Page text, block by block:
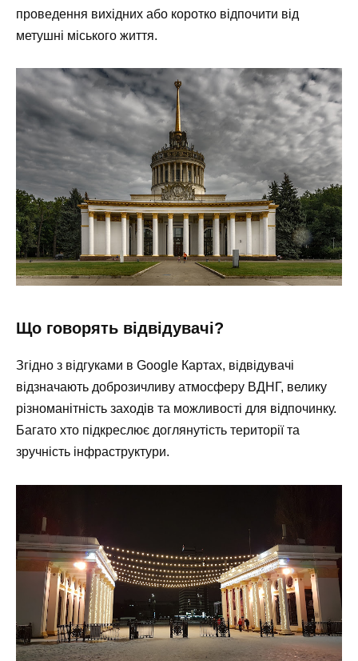
проведення вихідних або коротко відпочити від
метушні міського життя.
Що говорять відвідувачі?
Згідно з відгуками в Google Картах, відвідувачі
відзначають доброзичливу атмосферу ВДНГ, велику
різноманітність заходів та можливості для відпочинку.
Багато хто підкреслює доглянутість території та
зручність інфраструктури.